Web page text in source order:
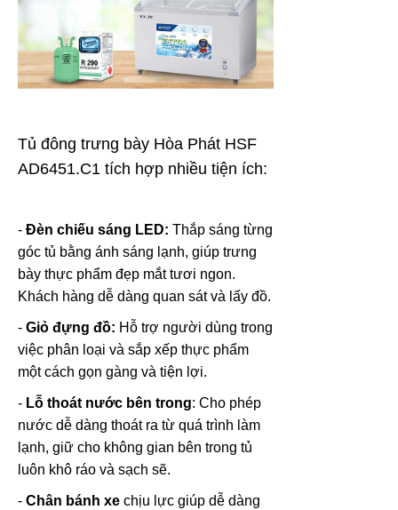
Tủ đông trưng bày Hòa Phát HSF
AD6451.C1 tích hợp nhiều tiện ích:
- Đèn chiếu sáng LED: Thắp sáng từng
góc tủ bằng ánh sáng lạnh, giúp trưng
bày thực phẩm đẹp mắt tươi ngon.
Khách hàng dễ dàng quan sát và lấy đồ.
- Giỏ đựng đồ: Hỗ trợ người dùng trong
việc phân loại và sắp xếp thực phẩm
một cách gọn gàng và tiện lợi.
- Lỗ thoát nước bên trong: Cho phép
nước dễ dàng thoát ra từ quá trình làm
lạnh, giữ cho không gian bên trong tủ
luôn khô ráo và sạch sẽ.
- Chân bánh xe chịu lực giúp dễ dàng